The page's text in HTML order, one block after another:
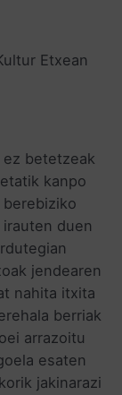
Etxean
betetzeak
kanpo
duen
jendearen
nahita itxita
berriak
arrazoitu
esaten
jakinarazi